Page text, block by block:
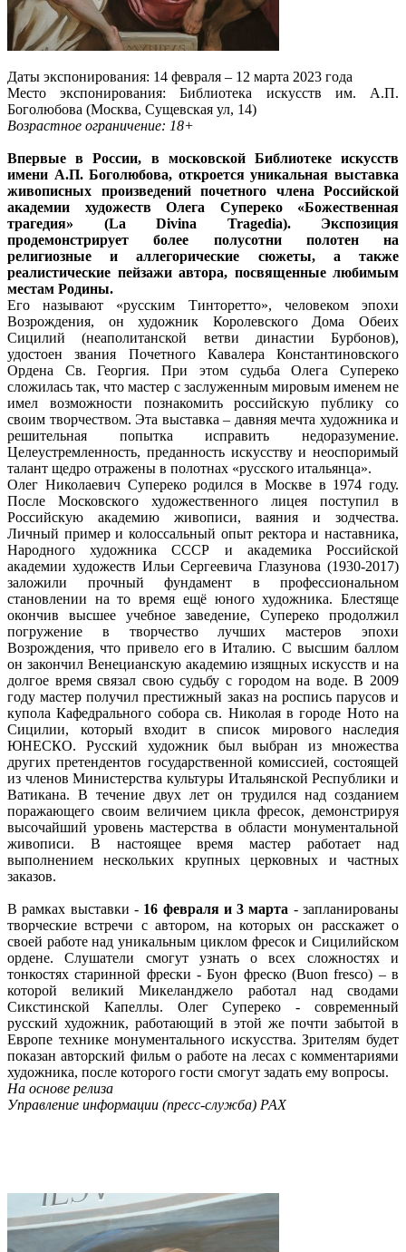
Даты экспонирования: 14 февраля – 12 марта 2023 года
Место экспонирования: Библиотека искусств им. А.П.
Боголюбова (Москва, Сущевская ул, 14)
Возрастное ограничение: 18+
Впервые в России, в московской Библиотеке искусств
имени А.П. Боголюбова, откроется уникальная выставка
живописных произведений почетного члена Российской
академии художеств Олега Супереко «Божественная
трагедия» (La Divina Tragedia). Экспозиция
продемонстрирует более полусотни полотен на
религиозные и аллегорические сюжеты, а также
реалистические пейзажи автора, посвященные любимым
местам Родины.
Его называют «русским Тинторетто», человеком эпохи
Возрождения, он художник Королевского Дома Обеих
Сицилий (неаполитанской ветви династии Бурбонов),
удостоен звания Почетного Кавалера Константиновского
Ордена Св. Георгия. При этом судьба Олега Супереко
сложилась так, что мастер с заслуженным мировым именем не
имел возможности познакомить российскую публику со
своим творчеством. Эта выставка – давняя мечта художника и
решительная попытка исправить недоразумение.
Целеустремленность, преданность искусству и неоспоримый
талант щедро отражены в полотнах «русского итальянца».
Олег Николаевич Супереко родился в Москве в 1974 году.
После Московского художественного лицея поступил в
Российскую академию живописи, ваяния и зодчества.
Личный пример и колоссальный опыт ректора и наставника,
Народного художника СССР и академика Российской
академии художеств Ильи Сергеевича Глазунова (1930-2017)
заложили прочный фундамент в профессиональном
становлении на то время ещё юного художника. Блестяще
окончив высшее учебное заведение, Супереко продолжил
погружение в творчество лучших мастеров эпохи
Возрождения, что привело его в Италию. С высшим баллом
он закончил Венецианскую академию изящных искусств и на
долгое время связал свою судьбу с городом на воде. В 2009
году мастер получил престижный заказ на роспись парусов и
купола Кафедрального собора св. Николая в городе Ното на
Сицилии, который входит в список мирового наследия
ЮНЕСКО. Русский художник был выбран из множества
других претендентов государственной комиссией, состоящей
из членов Министерства культуры Итальянской Республики и
Ватикана. В течение двух лет он трудился над созданием
поражающего своим величием цикла фресок, демонстрируя
высочайший уровень мастерства в области монументальной
живописи. В настоящее время мастер работает над
выполнением нескольких крупных церковных и частных
заказов.
В рамках выставки - 16 февраля и 3 марта - запланированы
творческие встречи с автором, на которых он расскажет о
своей работе над уникальным циклом фресок и Сицилийском
ордене. Слушатели смогут узнать о всех сложностях и
тонкостях старинной фрески - Буон фреско (Buоn fresco) – в
которой великий Микеланджело работал над сводами
Сикстинской Капеллы. Олег Супереко - современный
русский художник, работающий в этой же почти забытой в
Европе технике монументального искусства. Зрителям будет
показан авторский фильм о работе на лесах с комментариями
художника, после которого гости смогут задать ему вопросы.
На основе релиза
Управление информации (пресс-служба) РАХ